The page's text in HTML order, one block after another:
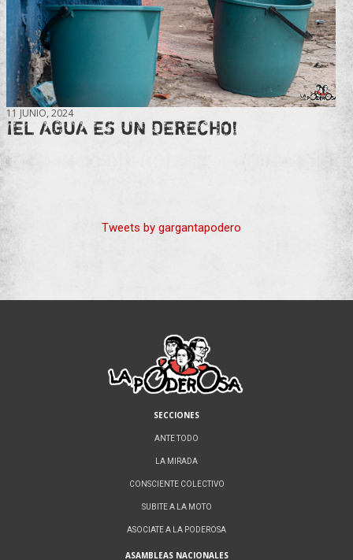
11 JUNIO, 2024
¡EL AGUA ES UN DERECHO!
Tweets by gargantapodero
SECCIONES
ANTE TODO
LA MIRADA
CONSCIENTE COLECTIVO
SUBITE A LA MOTO
ASOCIATE A LA PODEROSA
ASAMBLEAS NACIONALES